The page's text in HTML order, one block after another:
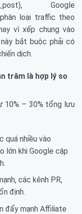
Google
loại traffic theo
vì xếp chung vào
bắt buộc phải có
dịch.
trăm là hợp lý so
10% – 30% tổng lưu
quá nhiều vào
lớn khi Google cập
các kênh PR,
định.
đẩy mạnh Affiliate